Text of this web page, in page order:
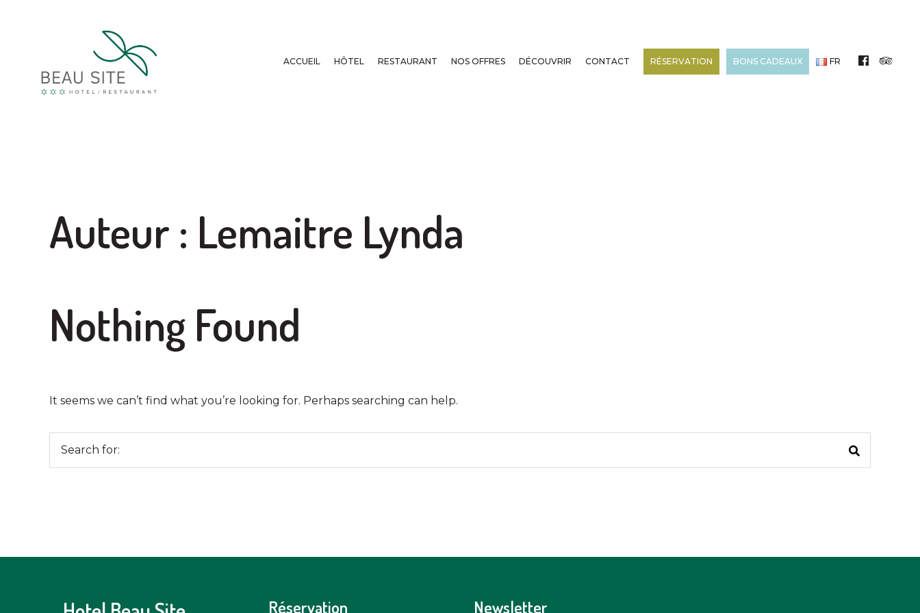
ACCUEIL HÔTEL RESTAURANT NOS OFFRES DÉCOUVRIR CONTACT RÉSERVATION BONS CADEAUX FR
Auteur : Lemaitre Lynda
Nothing Found
It seems we can’t find what you’re looking for. Perhaps searching can help.
for:
Réservation Newsletter